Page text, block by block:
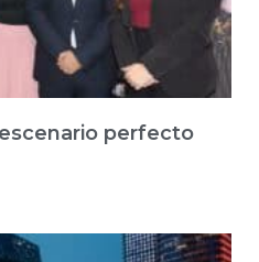
perfecto